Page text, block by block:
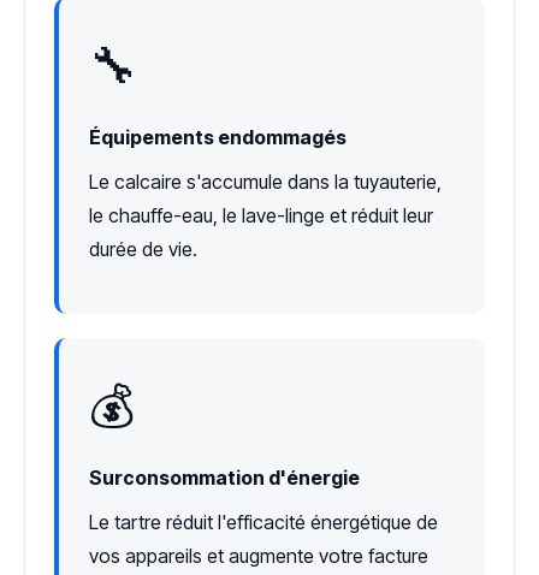
🔧
Équipements endommagés
Le calcaire s'accumule dans la tuyauterie,
le chauffe-eau, le lave-linge et réduit leur
durée de vie.
💰
Surconsommation d'énergie
Le tartre réduit l'efficacité énergétique de
vos appareils et augmente votre facture